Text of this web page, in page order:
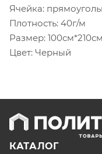
Ячейка:
Плотность: 40г/м
Размер: 100см*210см
Цвет: Черный
КАТАЛОГ